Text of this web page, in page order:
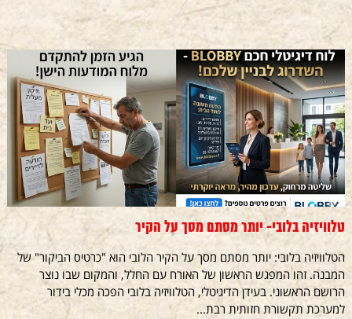
טלוויזיה בלובי- יותר מסתם מסך על הקיר
הטלוויזיה בלובי: יותר מסתם מסך על הקיר הלובי הוא "כרטיס הביקור" של
המבנה. זהו המפגש הראשון של האורח עם החלל, והמקום שבו נוצר
הרושם הראשוני. בעידן הדיגיטלי, הטלוויזיה בלובי הפכה מכלי בידור
למערכת תקשורת חזותית רבת...